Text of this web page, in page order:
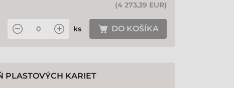
(4 273,39 EUR)
ks DO KOŠÍKA
PLASTOVÝCH KARIET